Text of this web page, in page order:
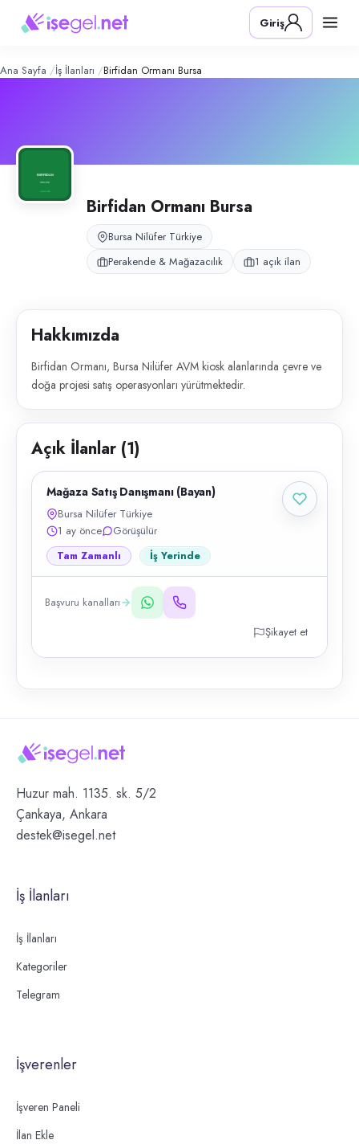
Ormanı Bursa – Şirket
Konum:
Birfidan Ormanı, Bursa Nilüfer AVM kiosk alanlarında çevre ve doğa
Giriş
Ana Sayfa İş İlanları Birfidan Ormanı Bursa
Birfidan Ormanı Bursa
Bursa Nilüfer Türkiye
Perakende & Mağazacılık
1 açık ilan
Hakkımızda
Birfidan Ormanı, Bursa Nilüfer AVM kiosk alanlarında çevre ve
doğa projesi satış operasyonları yürütmektedir.
Açık İlanlar (1)
Mağaza Satış Danışmanı (Bayan)
Bursa Nilüfer Türkiye
1 ay önce
Görüşülür
Tam Zamanlı İş Yerinde
Başvuru kanalları
Şikayet et
Huzur mah. 1135. sk. 5/2
Çankaya, Ankara
destek@isegel.net
İş İlanları
İş İlanları
Kategoriler
Telegram
İşverenler
İşveren Paneli
İlan Ekle